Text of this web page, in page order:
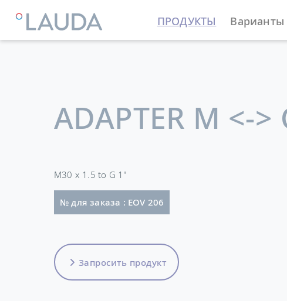
ПРОДУКТЫ Варианты
LAUDA Термостатирующие устройства
ADAPTER M <->
M30 x 1.5 to G 1"
№ для заказа : EOV 206
Запросить продукт